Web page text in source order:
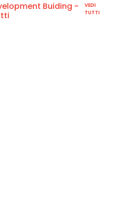
Buiding -
VEDI
TUTTI